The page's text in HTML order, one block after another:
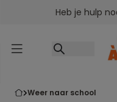
Ga naar inhoud
Heb je hulp
weer naar school